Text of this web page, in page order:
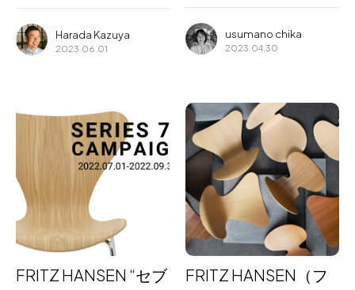
Harada Kazuya
2023.06.01
usumano chika
2023.04.30
FRITZ HANSEN “セブ
FRITZ HANSEN（フ